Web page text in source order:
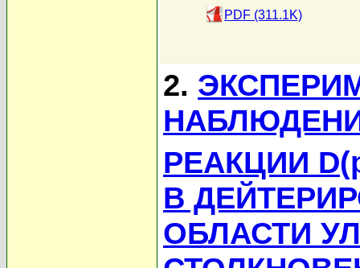
PDF (311.1K)
2.
РЕАКЦИИ
В
ОБЛАСТИ